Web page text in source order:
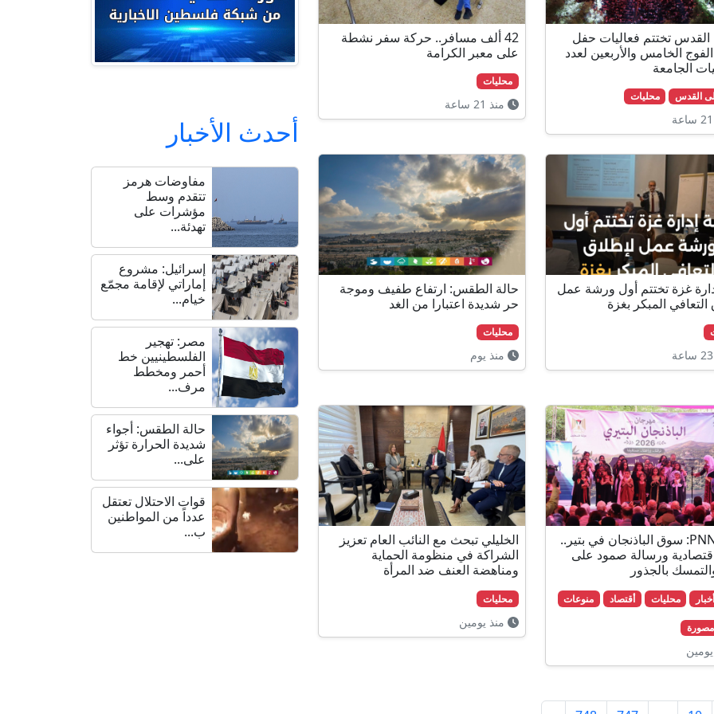
تختتم فعاليات حفل
الخامس والأربعين لعدد
الجامعة
القدس محليات
42 ألف مسافر.. حركة سفر نشطة
على معبر الكرامة
محليات
منذ 21 ساعة
غزة تختتم أول ورشة عمل
التعافي المبكر بغزة
حالة الطقس: ارتفاع طفيف وموجة
حر شديدة اعتبارا من الغد
محليات
منذ يوم
فيديو PNN: سوق الباذنجان في بتير..
ورسالة صمود على
بالجذور
محليات أقتصاد منوعات
مصورة
الخليلي تبحث مع النائب العام تعزيز
الشراكة في منظومة الحماية
ومناهضة العنف ضد المرأة
محليات
منذ يومين
أحدث الأخبار
مفاوضات هرمز
تتقدم وسط
مؤشرات على
تهدئة...
إسرائيل: مشروع
إماراتي لإقامة مجمّع
خيام...
مصر: تهجير
الفلسطينيين خط
أحمر ومخطط
مرف...
حالة الطقس: أجواء
شديدة الحرارة تؤثر
على...
قوات الاحتلال تعتقل
عدداً من المواطنين
ب...